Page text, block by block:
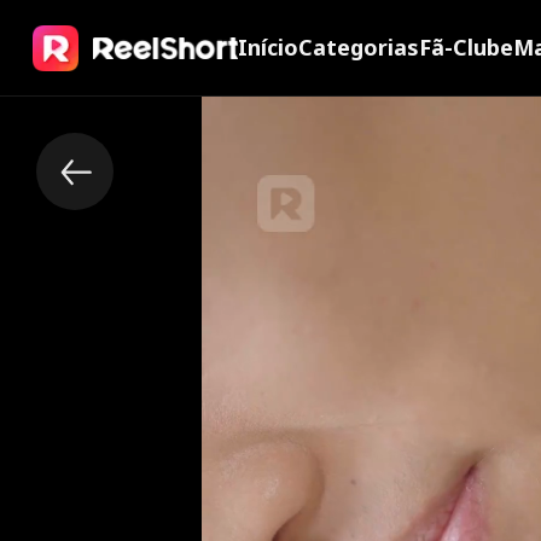
InícioCategoriasFã-Clube